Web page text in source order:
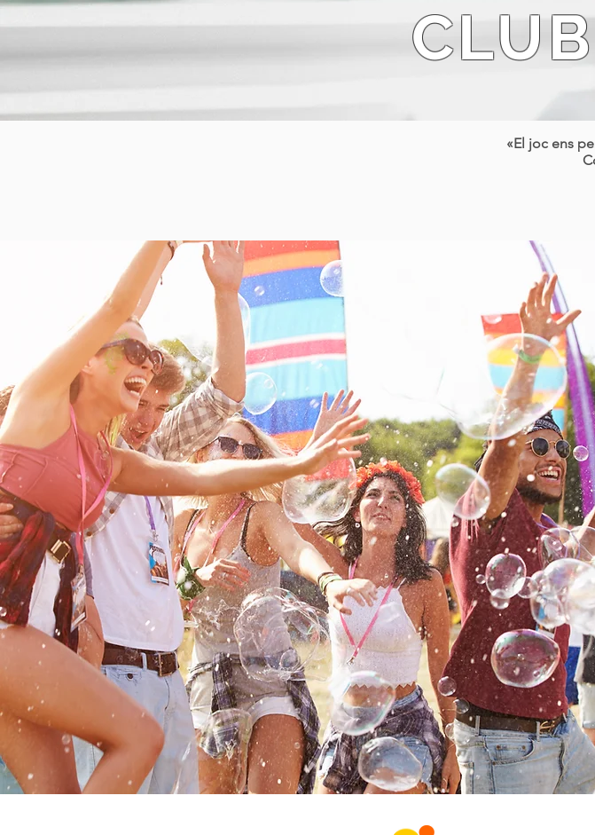
«El joc ens